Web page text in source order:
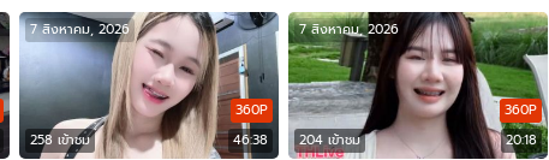
258 เข้าชม 46:38
360P
7 สิงหาคม, 2026
204 เข้าชม 20:18
360P
7 สิงหาคม, 2026